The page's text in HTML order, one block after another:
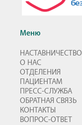
Меню
НАСТАВНИЧЕСТВО
О НАС
ОТДЕЛЕНИЯ
ПАЦИЕНТАМ
ПРЕСС-СЛУЖБА
ОБРАТНАЯ СВЯЗЬ
КОНТАКТЫ
ВОПРОС-ОТВЕТ